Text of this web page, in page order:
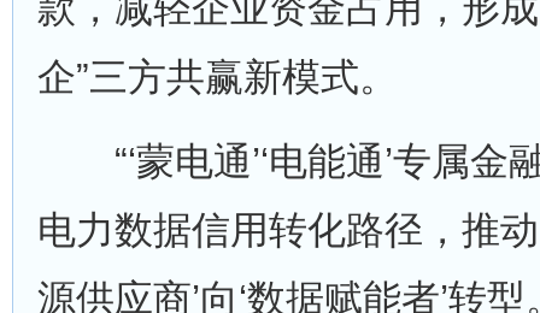
企”三方共赢新模式。
“‘蒙电通’‘电能通’专属金
电力数据信用转化路径，推
源供应商’向‘数据赋能者’转